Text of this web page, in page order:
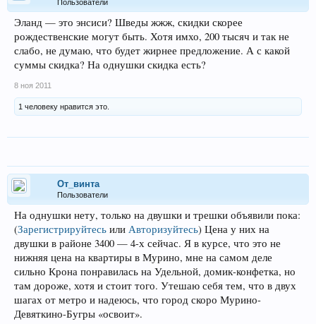
Пользователи
Эланд — это энсиси? Шведы жжж, скидки скорее
рождественские могут быть. Хотя имхо, 200 тысяч и так не
слабо, не думаю, что будет жирнее предложение. А с какой
суммы скидка? На однушки скидка есть?
8 ноя 2011
1 человеку нравится это.
От_винта
Пользователи
На однушки нету, только на двушки и трешки объявили пока:
(Зарегистрируйтесь или Авторизуйтесь) Цена у них на
двушки в районе 3400 — 4-х сейчас. Я в курсе, что это не
нижняя цена на квартиры в Мурино, мне на самом деле
сильно Крона понравилась на Удельной, домик-конфетка, но
там дороже, хотя и стоит того. Утешаю себя тем, что в двух
шагах от метро и надеюсь, что город скоро Мурино-
Девяткино-Бугры «освоит».